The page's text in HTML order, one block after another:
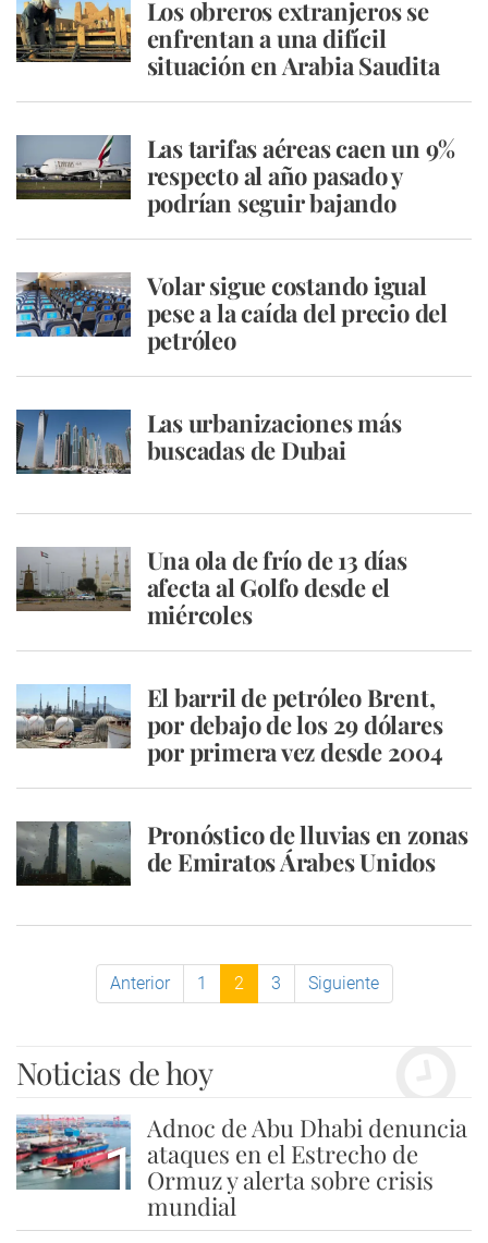
Los obreros extranjeros se
enfrentan a una difícil
situación en Arabia Saudita
Las tarifas aéreas caen un 9%
respecto al año pasado y
podrían seguir bajando
Volar sigue costando igual
pese a la caída del precio del
petróleo
Las urbanizaciones más
buscadas de Dubai
Una ola de frío de 13 días
afecta al Golfo desde el
miércoles
El barril de petróleo Brent,
por debajo de los 29 dólares
por primera vez desde 2004
Pronóstico de lluvias en zonas
de Emiratos Árabes Unidos
Anterior 1 2 3 Siguiente
Noticias de hoy
1
Adnoc de Abu Dhabi denuncia
ataques en el Estrecho de
Ormuz y alerta sobre crisis
mundial